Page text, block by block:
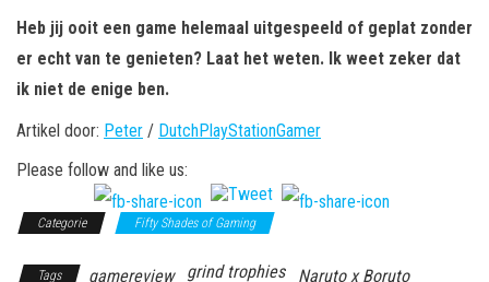
Heb jij ooit een game helemaal uitgespeeld of geplat zonder
er echt van te genieten? Laat het weten. Ik weet zeker dat
ik niet de enige ben.
Artikel door: Peter / DutchPlayStationGamer
Please follow and like us:
Categorie Fifty Shades of Gaming
Tags gamereview grind trophies
Naruto x Boruto